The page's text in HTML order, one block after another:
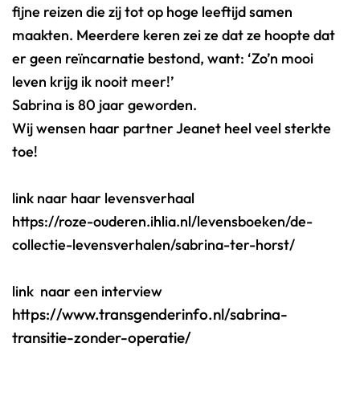
fijne reizen die zij tot op hoge leeftijd samen
maakten. Meerdere keren zei ze dat ze hoopte dat
er geen reïncarnatie bestond, want: ‘Zo’n mooi
leven krijg ik nooit meer!’
Sabrina is 80 jaar geworden.
Wij wensen haar partner Jeanet heel veel sterkte
toe!
link naar haar levensverhaal
https://roze-ouderen.ihlia.nl/levensboeken/de-
collectie-levensverhalen/sabrina-ter-horst/
link naar een interview
https://www.transgenderinfo.nl/sabrina-
transitie-zonder-operatie/